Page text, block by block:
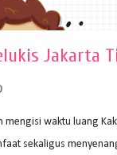
Jakarta
waktu luang
sekaligus